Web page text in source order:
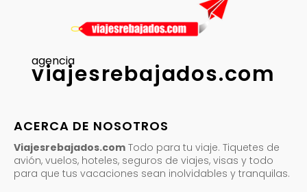
agencia
viajesrebajados.com
ACERCA DE NOSOTROS
Viajesrebajados.com Todo para tu viaje. Tiquetes de
avión, vuelos, hoteles, seguros de viajes, visas y todo
para que tus vacaciones sean inolvidables y tranquilas.